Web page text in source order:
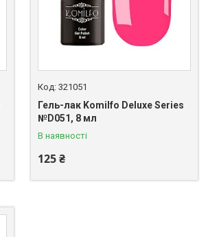
321051
Гель-лак Komilfo Deluxe Series
№D051, 8 мл
В наявності
125 ₴